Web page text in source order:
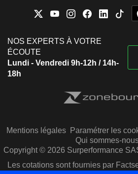
NOS EXPERTS À VOTRE
ÉCOUTE
Lundi - Vendredi 9h-12h / 14h-
18h
Mentions légales Paramétrer les
Qui sommes-
Copyright © 2026 Surperformance
Les cotations sont fournies par